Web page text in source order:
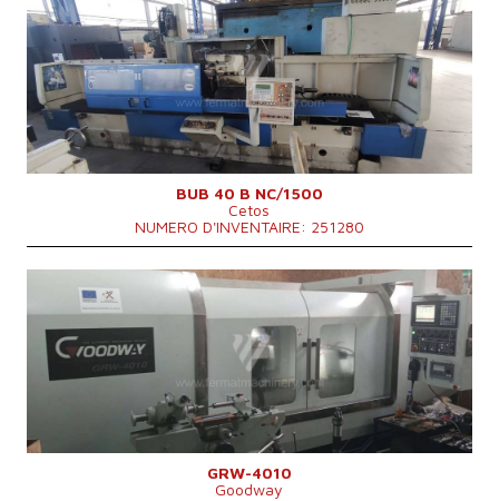
Année de production:
2004
Système de contrôle
OUI
Système de contrôle Siemens
Simatic OP17
Max. diamètre a meulager
400 mm
Longueur maxi de meulage
1500 mm
Poids maxi de la piece a usiner
500 kg
Equipement pour meulage intérieure OUI
Poids totale de la machine
9200 kg
Dimensions hors tout
6220x2760x1950 mm
BUB 40 B NC/1500
Cetos
NUMERO D'INVENTAIRE: 251280
Année de production:
2018
Système de contrôle
Système de contrôle Mitsubishi
M 70
Max. diamètre a meulager
400 mm
Longueur maxi de meulage
1000 mm
Poids maxi de la piece a usiner
750 kg
Equipement pour meulage intérieureNON
GRW-4010
Goodway